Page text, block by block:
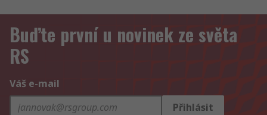
Buďte první u novinek ze světa
RS
Váš e-mail
Přihlásit